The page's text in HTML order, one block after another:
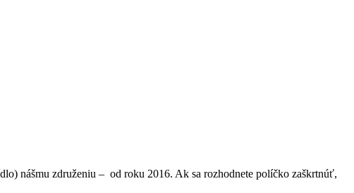
nášmu združeniu – od roku 2016. Ak sa rozhodnete políčko zaškrtnúť,